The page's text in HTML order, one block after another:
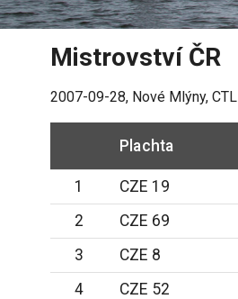
Mistrovství ČR
2007-09-28, Nové Mlýny, CTL
Plachta
1 CZE 19
2
CZE 69
3
CZE 8
4
CZE 52